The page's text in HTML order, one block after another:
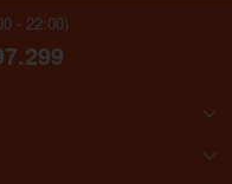
- 22:00)